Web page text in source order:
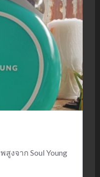
งจาก Soul Young